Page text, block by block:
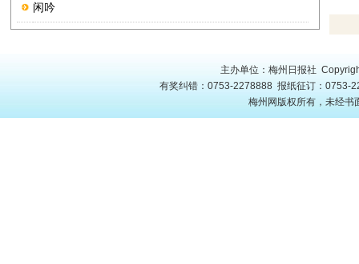
闲吟
主办单位：梅州日报社
有奖纠错：0753-2278888 报纸征订：0753-
梅州网版权所有，未经